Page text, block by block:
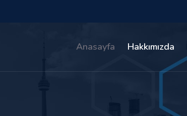
Anasayfa Hakkımızda